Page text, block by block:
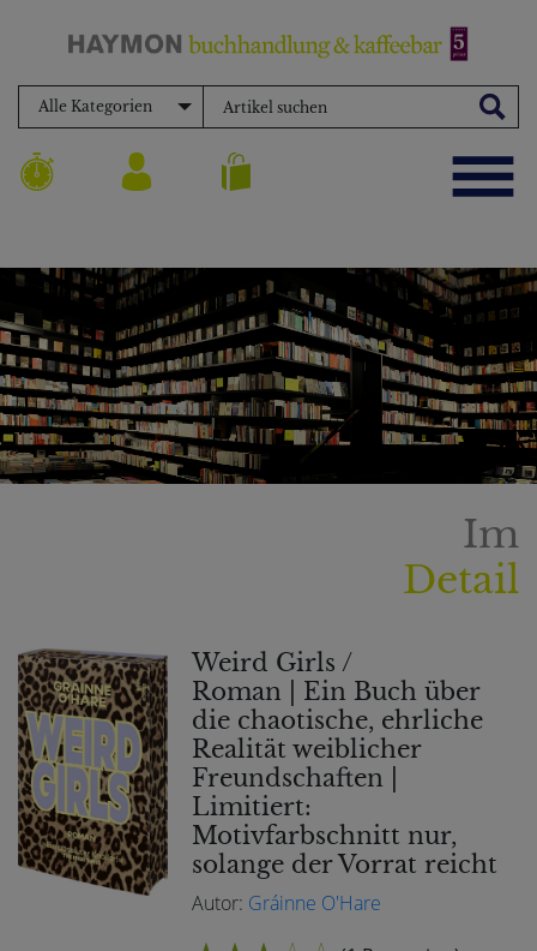
Alle Kategorien
Im
Detail
Weird Girls /
Roman | Ein Buch über
die chaotische, ehrliche
Realität weiblicher
Freundschaften |
Limitiert:
Motivfarbschnitt nur,
solange der Vorrat reicht
Autor: Gráinne O'Hare